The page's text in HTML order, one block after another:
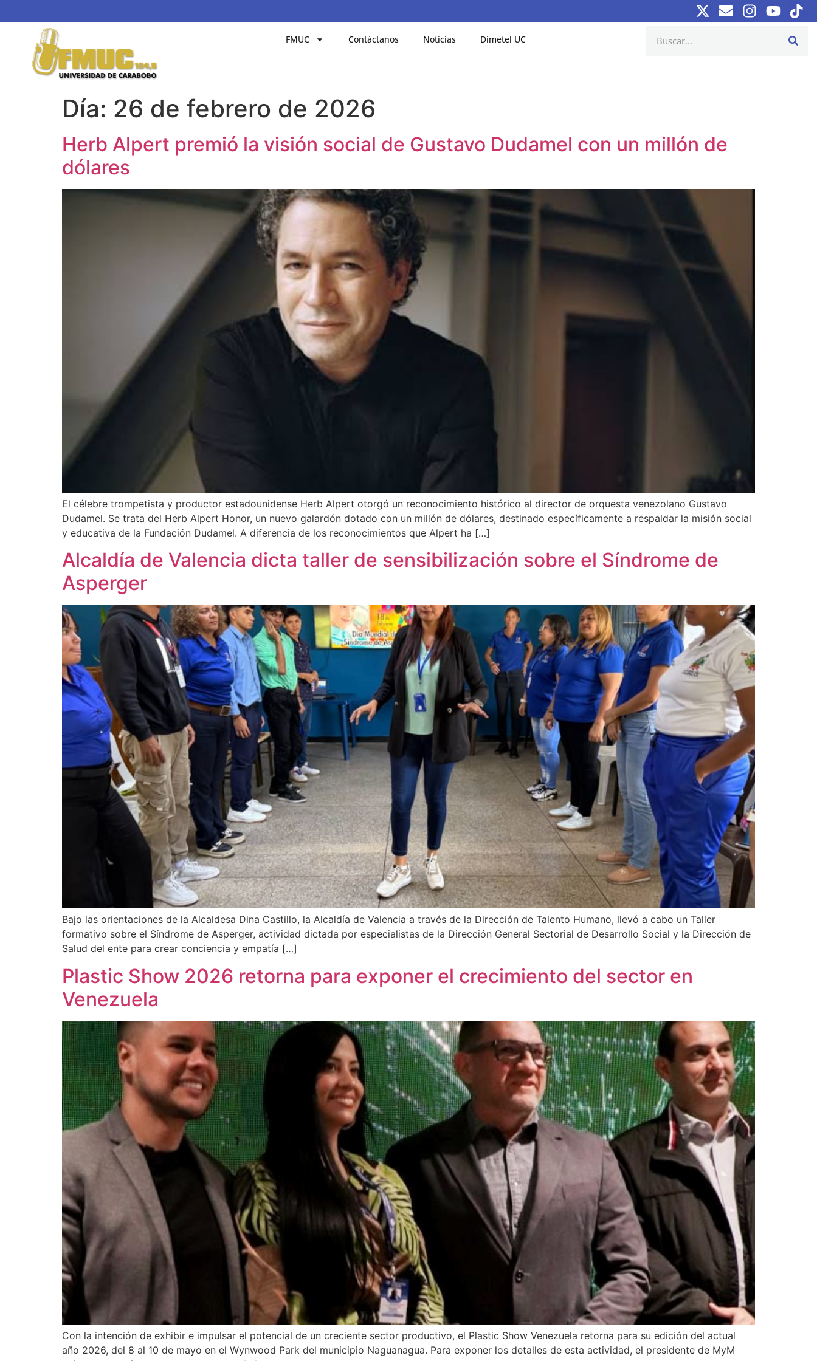
FMUC Contáctanos Noticias Dimetel UC
Día: 26 de febrero de 2026
Herb Alpert premió la visión social de Gustavo Dudamel con un millón de
dólares
El célebre trompetista y productor estadounidense Herb Alpert otorgó un reconocimiento histórico al director de orquesta venezolano Gustavo
Dudamel. Se trata del Herb Alpert Honor, un nuevo galardón dotado con un millón de dólares, destinado específicamente a respaldar la misión social
y educativa de la Fundación Dudamel. A diferencia de los reconocimientos que Alpert ha […]
Alcaldía de Valencia dicta taller de sensibilización sobre el Síndrome de
Asperger
Bajo las orientaciones de la Alcaldesa Dina Castillo, la Alcaldía de Valencia a través de la Dirección de Talento Humano, llevó a cabo un Taller
formativo sobre el Síndrome de Asperger, actividad dictada por especialistas de la Dirección General Sectorial de Desarrollo Social y la Dirección de
Salud del ente para crear conciencia y empatía […]
Plastic Show 2026 retorna para exponer el crecimiento del sector en
Venezuela
Con la intención de exhibir e impulsar el potencial de un creciente sector productivo, el Plastic Show Venezuela retorna para su edición del actual
año 2026, del 8 al 10 de mayo en el Wynwood Park del municipio Naguanagua. Para exponer los detalles de esta actividad, el presidente de MyM